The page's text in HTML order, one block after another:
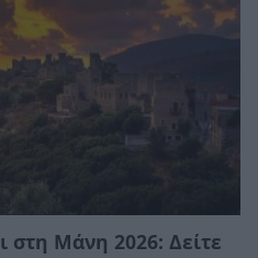
στη Μάνη 2026: Δείτε